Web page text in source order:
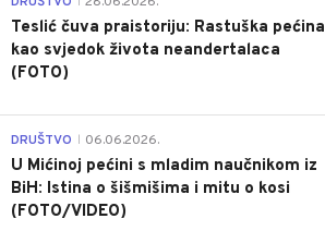
Teslić čuva praistoriju: Rastuška pećina
kao svjedok života neandertalaca
(FOTO)
DRUŠTVO 06.06.2026.
U Mićinoj pećini s mladim naučnikom iz
BiH: Istina o šišmišima i mitu o kosi
(FOTO/VIDEO)